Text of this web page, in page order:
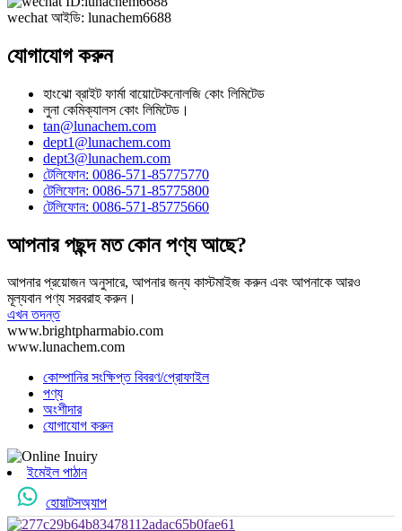
wechat আইডি: lunachem6688
যোগাযোগ করুন
হাংঝো ব্রাইট ফার্মা বায়োটেকনোলজি কোং লিমিটেড
লুনা কেমিক্যালস কোং লিমিটেড।
tan@lunachem.com
dept1@lunachem.com
dept3@lunachem.com
টেলিফোন: 0086-571-85775770
টেলিফোন: 0086-571-85775800
টেলিফোন: 0086-571-85775660
আপনার পছন্দ মত কোন পণ্য আছে?
আপনার প্রয়োজন অনুসারে, আপনার জন্য কাস্টমাইজ করুন এবং আপনাকে আরও
মূল্যবান পণ্য সরবরাহ করুন।
এখন তদন্ত
www.brightpharmabio.com
www.lunachem.com
কোম্পানির সংক্ষিপ্ত বিবরণ/প্রোফাইল
পণ্য
অংশীদার
যোগাযোগ করুন
ইমেইল পাঠান
হোয়াটসঅ্যাপ